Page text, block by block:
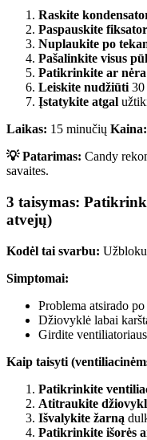
Raskite
Paspauskite
Nuplaukite po
Pašalinkite visus
Patikrinkite ar
Leiskite nudžiūti30
Įstatykite atgal
Laikas: 15 minučių Kaina:
💡 Patarimas: Candy
savaites.
3 taisymas:
atvejų)
Kodėl tai svarbu:
Simptomai:
Problema atsirado
Džiovyklė labai
Girdite
Kaip taisyti
Patikrinkite
Atitraukite
Išvalykite žarną
Patikrinkite išorės